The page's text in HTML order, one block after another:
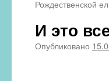
Рождественской
И это
Опубликовано